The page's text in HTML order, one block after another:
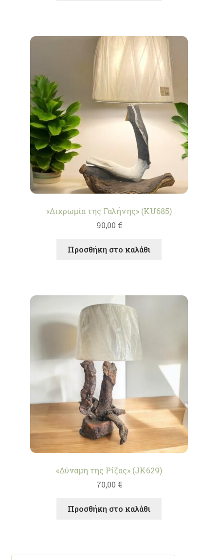
«Διχρωμία της Γαλήνης» (KU685)
90,00 €
Προσθήκη στο καλάθι
«Δύναμη της Ρίζας» (JK629)
70,00 €
Προσθήκη στο καλάθι